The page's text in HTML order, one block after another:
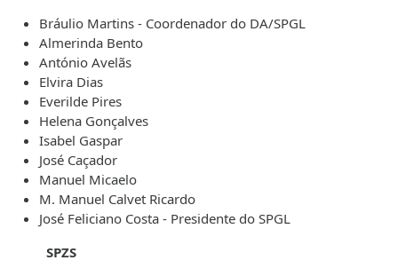
Bráulio Martins - Coordenador do DA/SPGL
Almerinda Bento
António Avelãs
Elvira Dias
Everilde Pires
Helena Gonçalves
Isabel Gaspar
José Caçador
Manuel Micaelo
M. Manuel Calvet Ricardo
José Feliciano Costa - Presidente do SPGL
SPZS